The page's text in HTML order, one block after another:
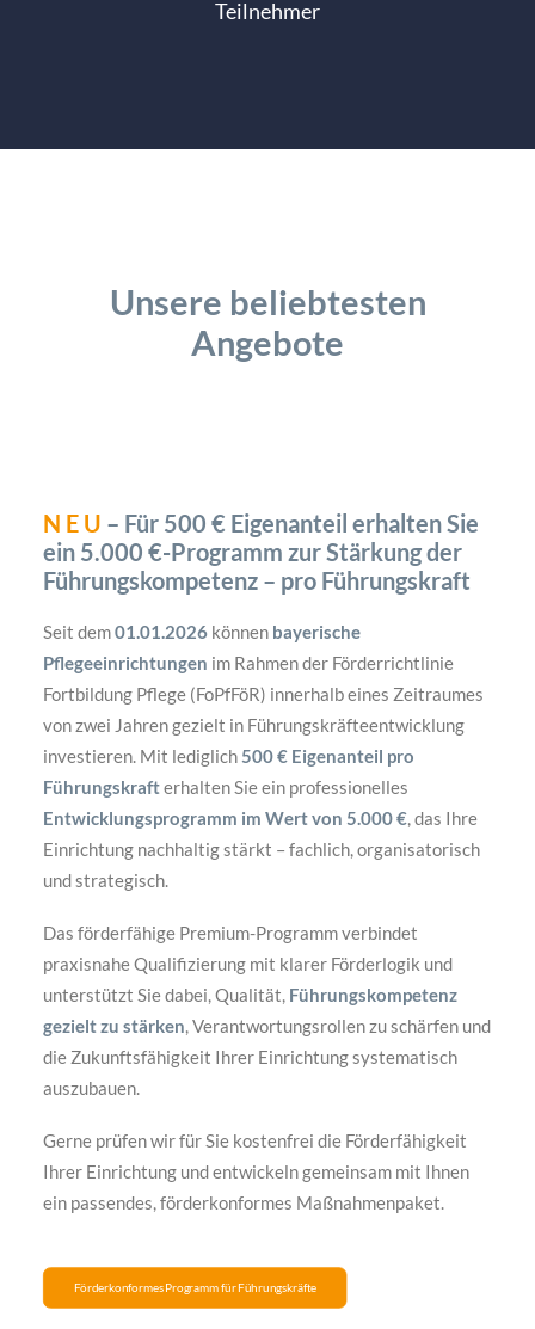
Teilnehmer
Unsere beliebtesten
Angebote
N E U – Für 500 € Eigenanteil erhalten Sie
ein 5.000 €-Programm zur Stärkung der
Führungskompetenz – pro Führungskraft
Seit dem01.01.2026 können bayerische
Pflegeeinrichtungen im Rahmen der Förderrichtlinie
Fortbildung Pflege (FoPfFöR) innerhalb eines Zeitraumes
von zwei Jahren gezielt in Führungskräfteentwicklung
investieren. Mit lediglich500 € Eigenanteil pro
Führungskrafterhalten Sie ein professionelles
Entwicklungsprogramm im Wert von 5.000 €, das Ihre
Einrichtung nachhaltig stärkt – fachlich, organisatorisch
und strategisch.
Das förderfähige Premium-Programm verbindet
praxisnahe Qualifizierung mit klarer Förderlogik und
unterstützt Sie dabei, Qualität, Führungskompetenz
gezielt zu stärken, Verantwortungsrollen zu schärfen und
die Zukunftsfähigkeit Ihrer Einrichtung systematisch
auszubauen.
Gerne prüfen wir für Sie kostenfrei die Förderfähigkeit
Ihrer Einrichtung und entwickeln gemeinsam mit Ihnen
ein passendes, förderkonformes Maßnahmenpaket.
Förderkonformes Programm für Führungskräfte